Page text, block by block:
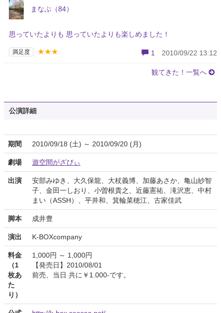
まなぶ（84）
思っていたよりも 思っていたよりも楽しめました！
満足度 ★★★ 1 2010/09/22 13:12
観てきた！一覧へ
公演詳細
期間 2010/09/18 (土) ～ 2010/09/20 (月)
劇場 遊空間がざびぃ
出演
安部みゆき、大久保龍、大杖義博、加藤あさか、亀山紗智
子、金田一しおり、小曽根貴之、近藤憲祐、滝沢恵、中村
まい（ASSH）、平井和、箕輪菜穂江、古家佳武
脚本 成井豊
演出 K-BOXcompany
料金
（1
枚あ
た
り）
1,000円 ～ 1,000円
【発売日】2010/08/01
前売、当日 共に￥1.000-です。